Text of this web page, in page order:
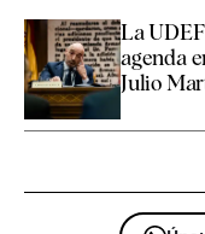
La
agenda
Julio